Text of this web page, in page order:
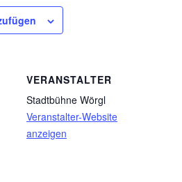
VERANSTALTER
Stadtbühne Wörgl
Veranstalter-Website
anzeigen